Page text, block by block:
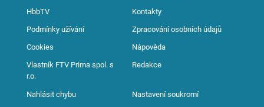
HbbTV Kontakty
Podmínky užívání Zpracování osobních údajů
Cookies Nápověda
Vlastník FTV Prima spol. s
r.o.
Redakce
Nahlásit chybu Nastavení soukromí